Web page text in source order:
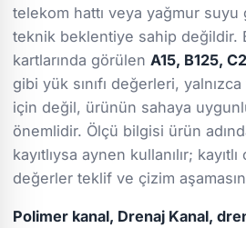
telekom hattı veya yağmur suyu
teknik beklentiye sahip değildir.
kartlarında görülenA15, B125,
gibi yük sınıfı değerleri, yalnızca
için değil, ürünün sahaya
önemlidir. Ölçü bilgisi ürün
kayıtlıysa aynen kullanılır;
değerler teklif ve çizim
Polimer kanal, Drenaj Kanal,